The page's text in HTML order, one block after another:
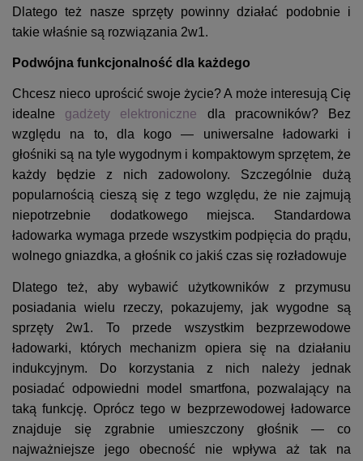
Dlatego też nasze sprzęty powinny działać podobnie i
takie właśnie są rozwiązania 2w1.
Podwójna funkcjonalność dla każdego
Chcesz nieco uprościć swoje życie? A może interesują Cię
idealne gadżety elektroniczne dla pracowników? Bez
względu na to, dla kogo — uniwersalne ładowarki i
głośniki są na tyle wygodnym i kompaktowym sprzętem, że
każdy będzie z nich zadowolony. Szczególnie dużą
popularnością cieszą się z tego względu, że nie zajmują
niepotrzebnie dodatkowego miejsca. Standardowa
ładowarka wymaga przede wszystkim podpięcia do prądu,
wolnego gniazdka, a głośnik co jakiś czas się rozładowuje
Dlatego też, aby wybawić użytkowników z przymusu
posiadania wielu rzeczy, pokazujemy, jak wygodne są
sprzęty 2w1. To przede wszystkim bezprzewodowe
ładowarki, których mechanizm opiera się na działaniu
indukcyjnym. Do korzystania z nich należy jednak
posiadać odpowiedni model smartfona, pozwalający na
taką funkcję. Oprócz tego w bezprzewodowej ładowarce
znajduje się zgrabnie umieszczony głośnik — co
najważniejsze jego obecność nie wpływa aż tak na